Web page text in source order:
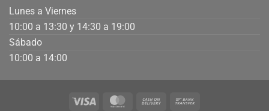
Lunes a Viernes
10:00 a 13:30 y 14:30 a 19:00
Sábado
10:00 a 14:00